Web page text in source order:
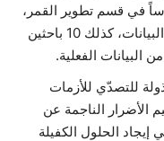
27 سنة، منهم 70 مهندساً في قسم تطوير القمر،
و35 مهندساً في قسم العمليات ومعالجة البيانات، كذلك 10 باحثين
للتصدّي للأزمات
الأضرار الناجمة عن
الحلول الكفيلة